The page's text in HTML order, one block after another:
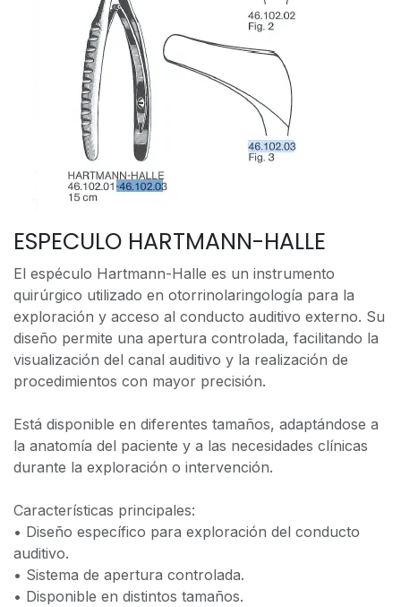
ESPECULO HARTMANN-HALLE
El espéculo Hartmann-Halle es un instrumento
quirúrgico utilizado en otorrinolaringología para la
exploración y acceso al conducto auditivo externo. Su
diseño permite una apertura controlada, facilitando la
visualización del canal auditivo y la realización de
procedimientos con mayor precisión.
Está disponible en diferentes tamaños, adaptándose a
la anatomía del paciente y a las necesidades clínicas
durante la exploración o intervención.
Características principales:
• Diseño específico para exploración del conducto
auditivo.
• Sistema de apertura controlada.
• Disponible en distintos tamaños.